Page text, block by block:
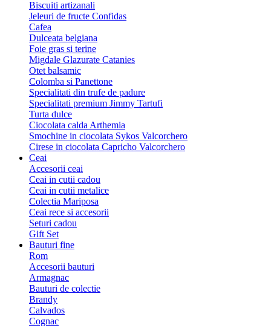
Biscuiti artizanali
Jeleuri de fructe Confidas
Cafea
Dulceata belgiana
Foie gras si terine
Migdale Glazurate Catanies
Otet balsamic
Colomba si Panettone
Specialitati din trufe de padure
Specialitati premium Jimmy Tartufi
Turta dulce
Ciocolata calda Arthemia
Smochine in ciocolata Sykos Valcorchero
Cirese in ciocolata Capricho Valcorchero
Ceai
Accesorii ceai
Ceai in cutii cadou
Ceai in cutii metalice
Colectia Mariposa
Ceai rece si accesorii
Seturi cadou
Gift Set
Bauturi fine
Rom
Accesorii bauturi
Armagnac
Bauturi de colectie
Brandy
Calvados
Cognac